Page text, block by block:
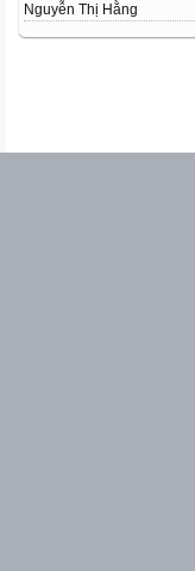
Nguyễn Thị Hằng